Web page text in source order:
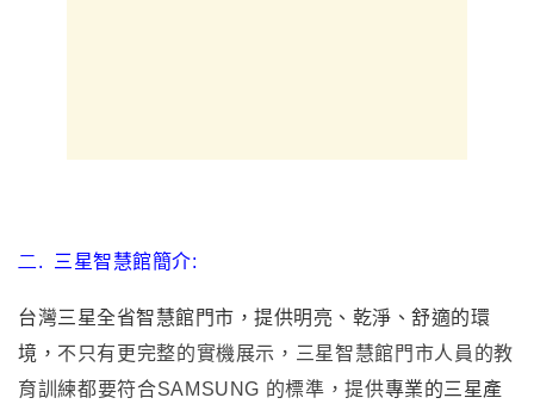
二. 三星智慧館簡介:
台灣三星全省智慧館門市，提供明亮、乾淨、舒適的環
境， 不只有更完整的實機展示，三星智慧館 門市人員的教
育訓練都要符合SAMSUNG 的標準 ，提供專業的三星產